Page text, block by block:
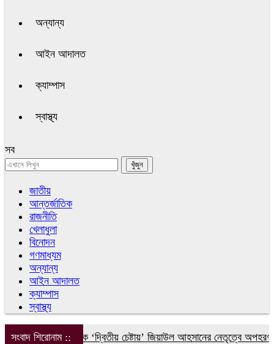
অন্যান্য
আইন আদালত
ক্যাম্পাস
স্বাস্থ্য
সব
জাতীয়
আন্তর্জাতিক
রাজনীতি
খেলাধুলা
বিনোদন
গণমাধ্যম
অন্যান্য
আইন আদালত
ক্যাম্পাস
স্বাস্থ্য
সংবাদ শিরোনাম ::
ইলিয়াস আলীকে ‘দ্বিতীয় চেষ্টায়’ জিয়াউল আহসানের নেতৃত্বে অপহরণ: